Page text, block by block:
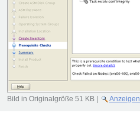
Bild in Originalgröße 51 KB Anzeigen